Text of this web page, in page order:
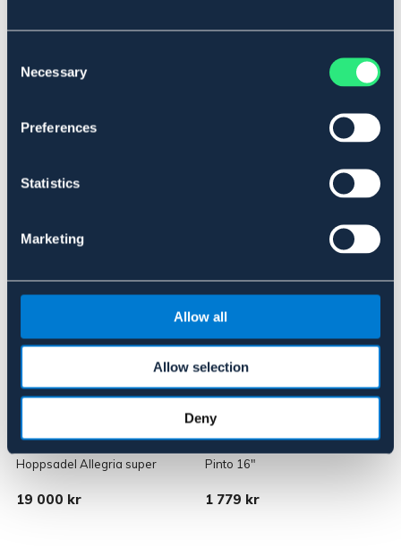
Selection
Necessary
Preferences
Statistics
Marketing
Allow all
Allow selection
Deny
Om varumärket
Hoppsadel Allegria super
19 000 kr
Pinto 16"
1 779 kr